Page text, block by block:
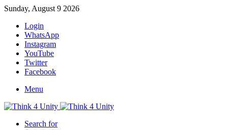
Sunday, August 9 2026
Login
WhatsApp
Instagram
YouTube
Twitter
Facebook
Menu
Search for